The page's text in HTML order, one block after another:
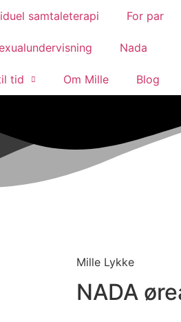
samtaleterapi For par
Nada
tid Om Mille Blog
Mille Lykke
NADA